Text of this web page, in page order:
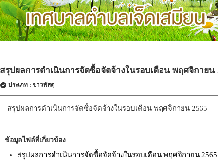
สรุปผลการดำเนินการจัดซื้อจัดจ้างในรอบเดือน พฤศจิกายน
ประเภท : ข่าวพัสดุ
สรุปผลการดำเนินการจัดซื้อจัดจ้างในรอบเดือน พฤศจิกายน 2565
ข้อมูลไฟล์ที่เกี่ยวข้อง
สรุปผลการดำเนินการจัดซื้อจัดจ้างในรอบเดือน พฤศจิกายน